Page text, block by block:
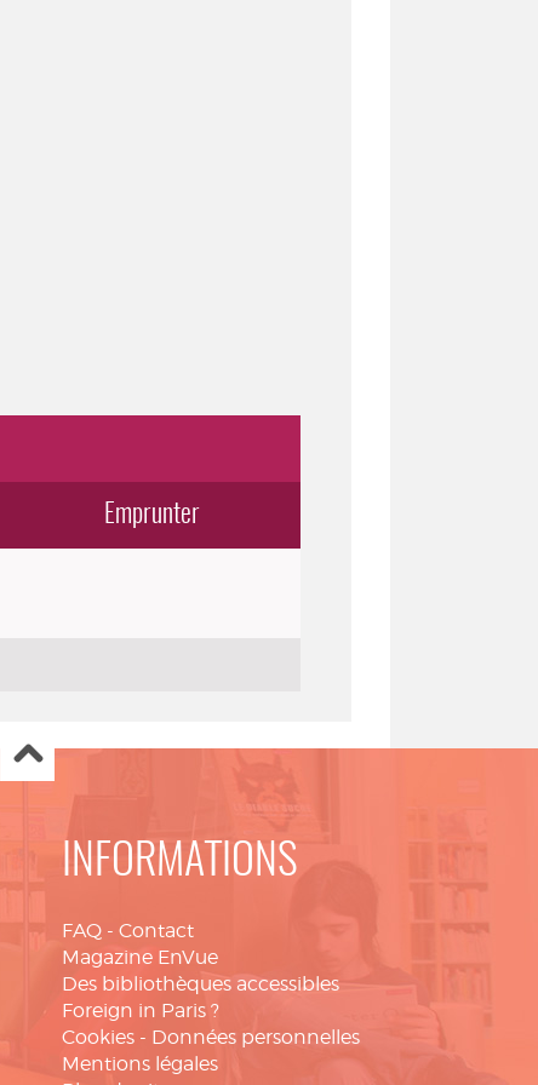
Emprunter
INFORMATIONS
FAQ - Contact
Magazine EnVue
Des bibliothèques accessibles
Foreign in Paris ?
Cookies - Données personnelles
Mentions légales